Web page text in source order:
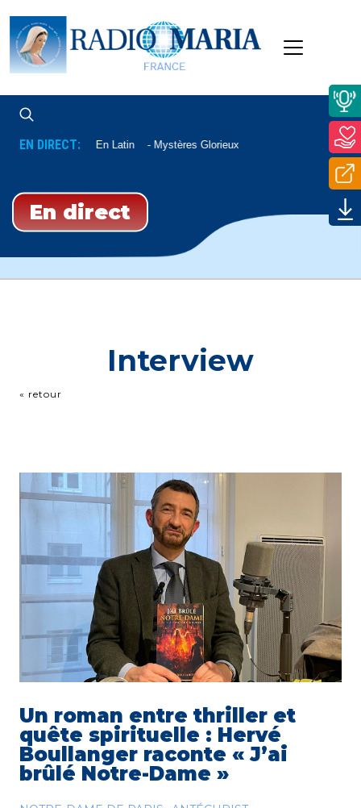
EN DIRECT:Chapelet En Latin Mystères Glorieux
En direct
Interview
« retour
Un roman entre thriller et
quête spirituelle : Hervé
Boullanger raconte « J’ai
brûlé Notre-Dame »